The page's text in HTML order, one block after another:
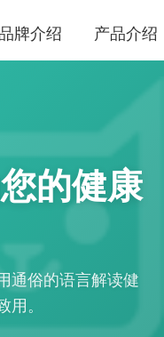
品牌介绍 产品介绍
的健康
通俗的语言解读健
用。